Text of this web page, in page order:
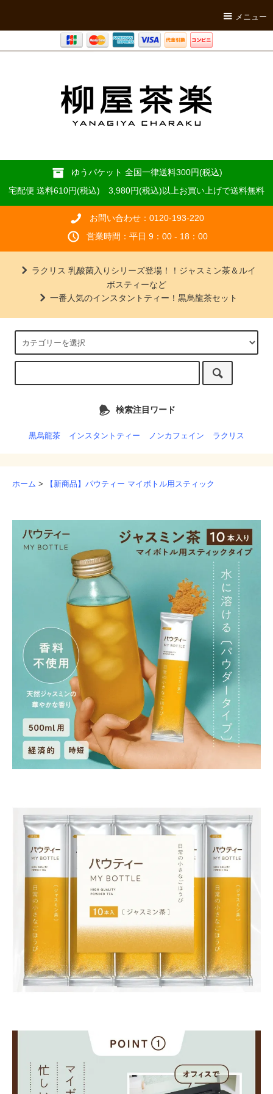
メニュー
ゆうパケット 全国一律送料300円(税込)
宅配便 送料610円(税込) 3,980円(税込)以上お買い上げで送料無料
お問い合わせ：0120-193-220
営業時間：平日 9：00 - 18：00
ラクリス 乳酸菌入りシリーズ登場！！ジャスミン茶＆ルイ
ボスティーなど
一番人気のインスタントティー！黒烏龍茶セット
検索注目ワード
黒烏龍茶 インスタントティー ノンカフェイン ラクリス
ホーム > 【新商品】パウティー マイボトル用スティック